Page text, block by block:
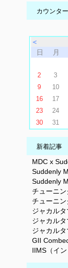
カウンター
＜
日
月
2
3
9
10
16
17
23
24
30
31
新着記事
MDC x
Suddenly
Suddenly
チューニ
チューニ
ジャカル
ジャカル
ジャカル
GII
IIMS（イ